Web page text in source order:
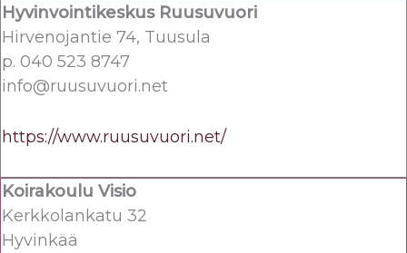
Hyvinvointikeskus Ruusuvuori
Hirvenojantie 74, Tuusula
p. 040 523 8747
info@ruusuvuori.net
https://www.ruusuvuori.net/
Koirakoulu Visio
Kerkkolankatu 32
Hyvinkää